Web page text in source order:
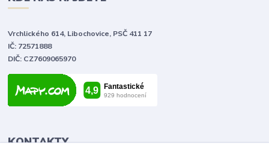
Vrchlického 614, Libochovice, PSČ 411 17
IČ: 72571888
DIČ: CZ7609065970
KONTAKTY